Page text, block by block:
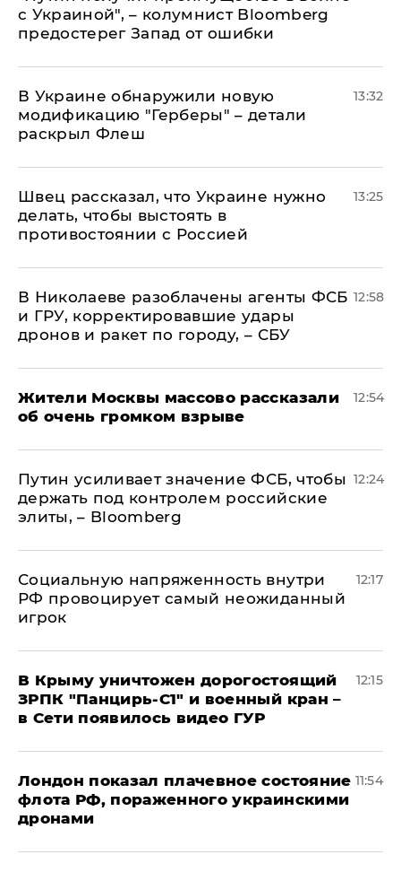
с Украиной", – колумнист Bloomberg
предостерег Запад от ошибки
В Украине обнаружили новую
модификацию "Герберы" – детали
раскрыл Флеш
13:32
Швец рассказал, что Украине нужно
делать, чтобы выстоять в
противостоянии с Россией
13:25
В Николаеве разоблачены агенты ФСБ
и ГРУ, корректировавшие удары
дронов и ракет по городу, – СБУ
12:58
Жители Москвы массово рассказали
об очень громком взрыве
12:54
Путин усиливает значение ФСБ, чтобы
держать под контролем российские
элиты, – Bloomberg
12:24
Социальную напряженность внутри
РФ провоцирует самый неожиданный
игрок
12:17
В Крыму уничтожен дорогостоящий
ЗРПК "Панцирь-С1" и военный кран –
в Сети появилось видео ГУР
12:15
Лондон показал плачевное состояние
флота РФ, пораженного украинскими
дронами
11:54